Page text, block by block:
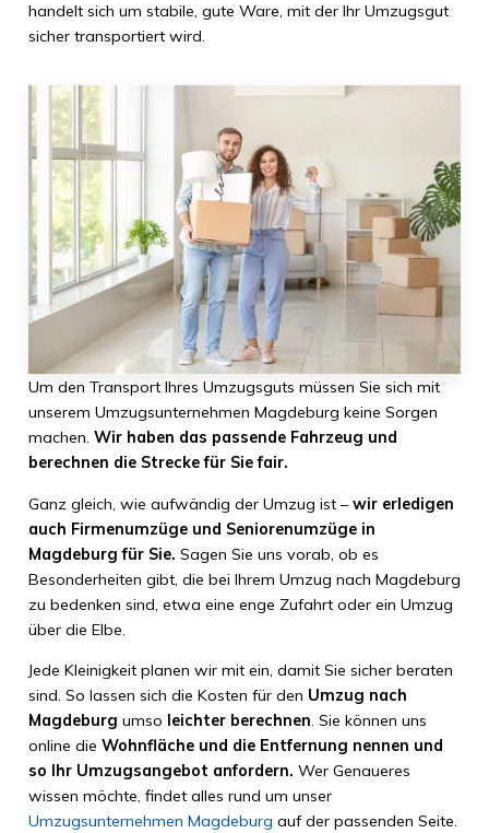
handelt sich um stabile, gute Ware, mit der Ihr Umzugsgut
sicher transportiert wird.
Um den Transport Ihres Umzugsguts müssen Sie sich mit
unserem Umzugsunternehmen Magdeburg keine Sorgen
machen. Wir haben das passende Fahrzeug und
berechnen die Strecke für Sie fair.
Ganz gleich, wie aufwändig der Umzug ist –wir erledigen
auch Firmenumzüge und Seniorenumzüge in
Magdeburg für Sie. Sagen Sie uns vorab, ob es
Besonderheiten gibt, die bei Ihrem Umzug nach Magdeburg
zu bedenken sind, etwa eine enge Zufahrt oder ein Umzug
über die Elbe.
Jede Kleinigkeit planen wir mit ein, damit Sie sicher beraten
sind. So lassen sich die Kosten für den Umzug nach
Magdeburg umso leichter berechnen. Sie können uns
online die Wohnfläche und die Entfernung nennen und
so Ihr Umzugsangebot anfordern. Wer Genaueres
wissen möchte, findet alles rund um unser
Umzugsunternehmen Magdeburg auf der passenden Seite.